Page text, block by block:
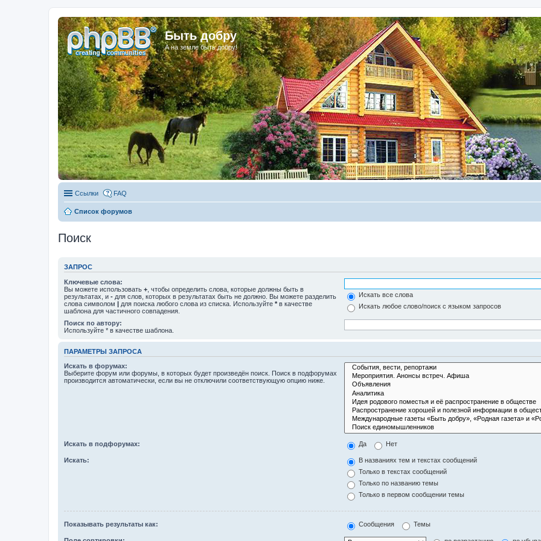
Быть добру
А на земле быть добру!
Ссылки FAQ
Список форумов
Поиск
ЗАПРОС
Ключевые слова:
Вы можете использовать + , чтобы определить слова, которые должны быть в
результатах, и - для слов, которых в результатах быть не должно. Вы можете разделить
слова символом | для поиска любого слова из списка. Используйте * в качестве
шаблона для частичного совпадения.
Искать все слова
Искать любое слово/поиск с языком запросов
Поиск по автору:
Используйте * в качестве шаблона.
ПАРАМЕТРЫ ЗАПРОСА
Искать в форумах:
Выберите форум или форумы, в которых будет произведён поиск. Поиск в подфорумах
производится автоматически, если вы не отключили соответствующую опцию ниже.
Искать в подфорумах: Да Нет
Искать:
В названиях тем и текстах сообщений
Только в текстах сообщений
Только по названию темы
Только в первом сообщении темы
Показывать результаты как: Сообщения Темы